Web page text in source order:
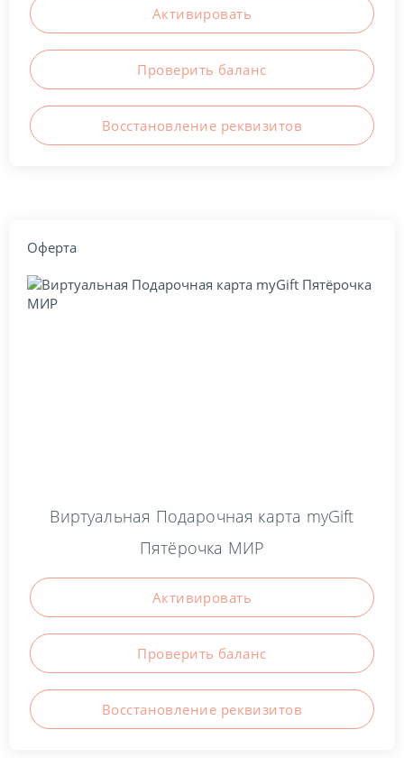
Нижнее белье
Одежда и обувь
Подписки
Путешествия
Рестораны
Электроника и техника
Ювелирные украшения
Активировать
Проверить баланc
Восстановление реквизитов
Оферта
Виртуальная Подарочная карта myGift
Пятёрочка МИР
Активировать
Проверить баланc
Восстановление реквизитов